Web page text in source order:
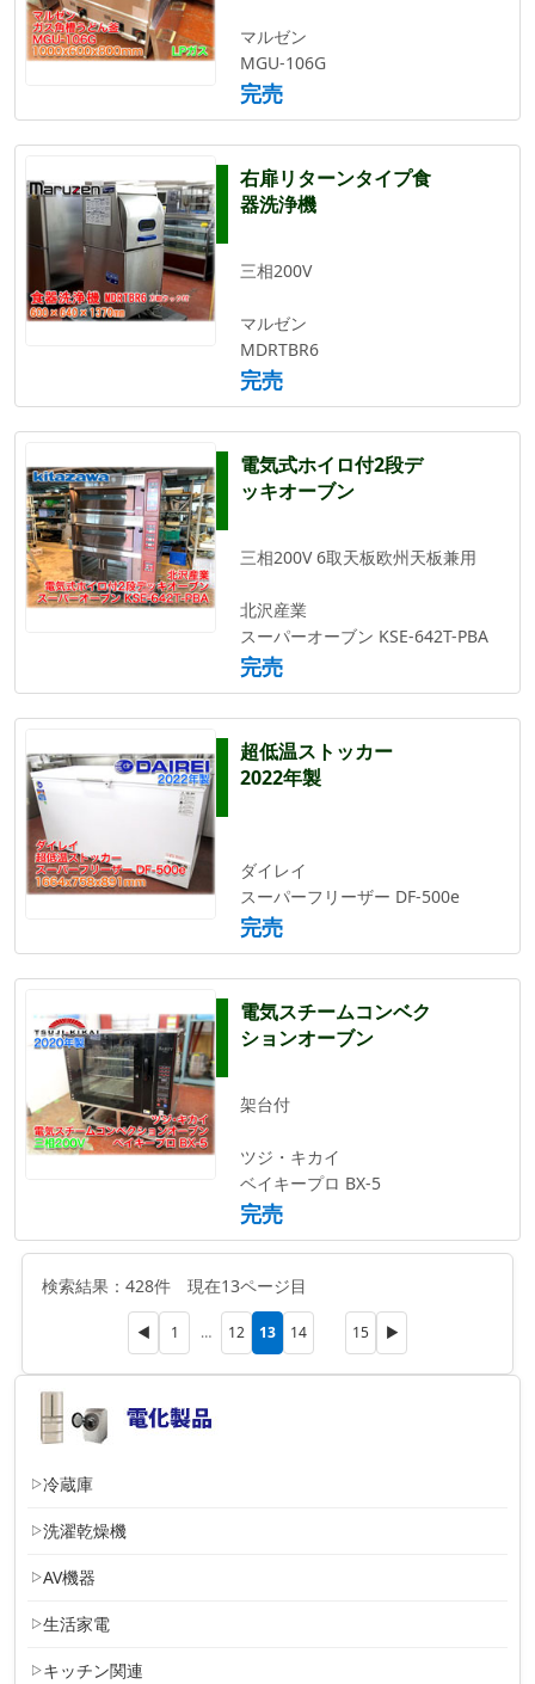
冷蔵庫
洗濯乾燥機
AV機器
生活家電
キッチン関連
マルゼン
MGU-106G
完売
右扉リターンタイプ食
器洗浄機
三相200V
マルゼン
MDRTBR6
完売
電気式ホイロ付2段デ
ッキオーブン
三相200V 6取天板欧州天板兼用
北沢産業
スーパーオーブン KSE-642T-PBA
完売
超低温ストッカー
2022年製
ダイレイ
スーパーフリーザー DF-500e
完売
電気スチームコンベク
ションオーブン
架台付
ツジ・キカイ
ベイキープロ BX-5
完売
検索結果：428件 現在13ページ目
◀ 1 … 12 13 14 15 ▶